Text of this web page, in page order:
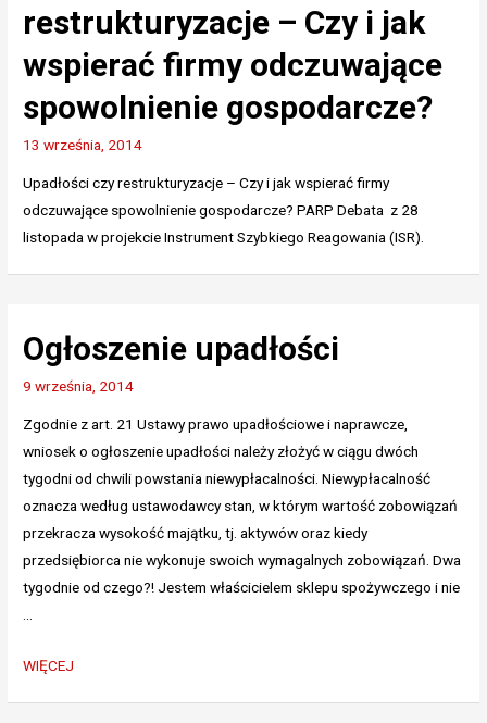
restrukturyzacje – Czy i jak
wspierać firmy odczuwające
spowolnienie gospodarcze?
13 września, 2014
Upadłości czy restrukturyzacje – Czy i jak wspierać firmy
odczuwające spowolnienie gospodarcze? PARP Debata z 28
listopada w projekcie Instrument Szybkiego Reagowania (ISR).
Ogłoszenie upadłości
9 września, 2014
Zgodnie z art. 21 Ustawy prawo upadłościowe i naprawcze,
wniosek o ogłoszenie upadłości należy złożyć w ciągu dwóch
tygodni od chwili powstania niewypłacalności. Niewypłacalność
oznacza według ustawodawcy stan, w którym wartość zobowiązań
przekracza wysokość majątku, tj. aktywów oraz kiedy
przedsiębiorca nie wykonuje swoich wymagalnych zobowiązań. Dwa
tygodnie od czego?! Jestem właścicielem sklepu spożywczego i nie
…
Ogłoszenie
WIĘCEJ